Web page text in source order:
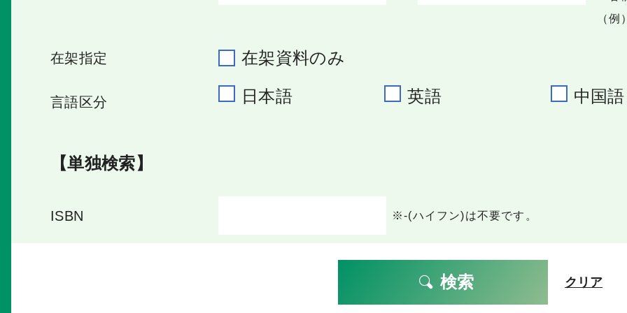
（
在架指定 在架資料のみ
言語区分 日本語 英語 中国語
【単独検索】
ISBN ※-(ハイフン)は不要です。
検索 クリア